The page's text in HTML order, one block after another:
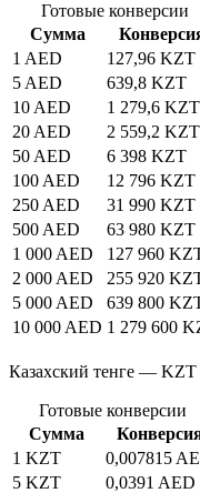
Готовые конверсии
Сумма
1 AED
127,96 KZT
5 AED
639,8 KZT
10 AED
1 279,6 KZT
20 AED
2 559,2 KZT
50 AED
6 398 KZT
100 AED
12 796 KZT
250 AED
31 990 KZT
500 AED
63 980 KZT
1 000 AED
127 960
2 000 AED
255 920
5 000 AED
639 800
10 000 AED 1 279 600
Казахский тенге —
Готовые конверсии
Сумма
1 KZT
0,007815
5 KZT
0,0391 AED